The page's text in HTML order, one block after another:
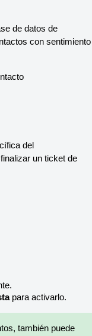
de datos de
con sentimiento
del
un ticket de
para activarlo.
también puede